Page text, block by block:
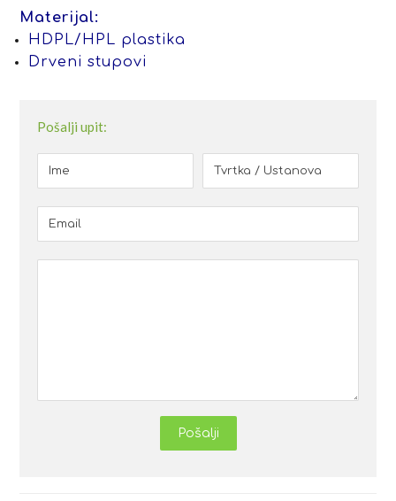
Materijal:
HDPL/HPL plastika
Drveni stupovi
Pošalji upit:
Pošalji